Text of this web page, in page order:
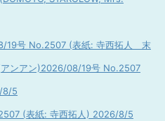
19号 No.2507 (表紙: 寺西拓人 末
ンアン)2026/08/19号 No.2507
8/5
(表紙: 寺西拓人) 2026/8/5